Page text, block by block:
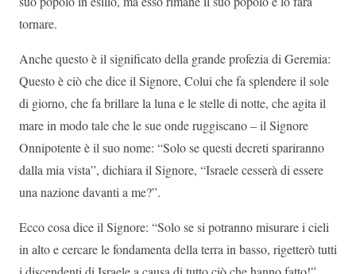
tornare.
Anche questo è il significato della grande profezia di Geremia:
Questo è ciò che dice il Signore, Colui che fa splendere il sole
di giorno, che fa brillare la luna e le stelle di notte, che agita il
mare in modo tale che le sue onde ruggiscano – il Signore
Onnipotente è il suo nome: “Solo se questi decreti spariranno
dalla mia vista”, dichiara il Signore, “Israele cesserà di essere
una nazione davanti a me?”.
Ecco cosa dice il Signore: “Solo se si potranno misurare i cieli
in alto e cercare le fondamenta della terra in basso, rigetterò tutti